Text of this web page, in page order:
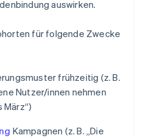
auswirken.
für folgende Zwecke
frühzeitig (z. B.
Nutzer/innen nehmen
März“)
Kampagnen (z. B. „Die